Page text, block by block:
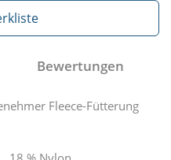
Bewertungen
Fleece-Fütterung